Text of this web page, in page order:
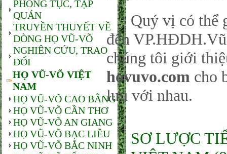
PHONG TỤC, TẬP
QUÁN
TRUYỀN THUYẾT VỀ
DÒNG HỌ VŨ-VÕ
NGHIÊN CỨU, TRAO
ĐỔI
HỌ VŨ-VÕ VIỆT
NAM
HỌ VŨ-VÕ CAO BẰNG
HỌ VŨ-VÕ CẦN THƠ
HỌ VŨ-VÕ AN GIANG
HỌ VŨ-VÕ BẠC LIÊU
HỌ VŨ-VÕ BẮC NINH
Quý vị có thể
đến
chúng tôi giới
hovuvo.com cho
lưu với nhau.
SƠ LƯỢC